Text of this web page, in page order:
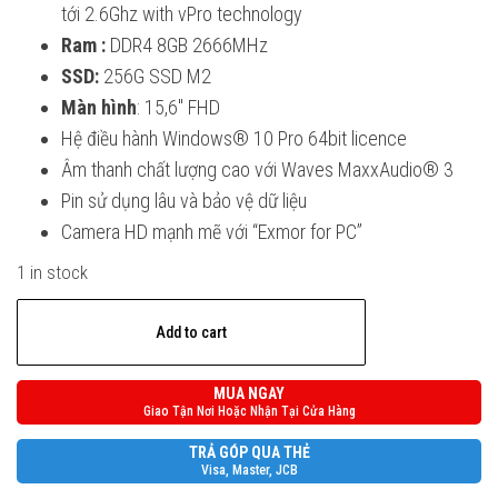
tới 2.6Ghz with vPro technology
Ram : DDR4 8GB 2666MHz
SSD: 256G SSD M2
Màn hình: 15,6″ FHD
Hệ điều hành Windows® 10 Pro 64bit licence
Âm thanh chất lượng cao với Waves MaxxAudio® 3
Pin sử dụng lâu và bảo vệ dữ liệu
Camera HD mạnh mẽ với “Exmor for PC”
1 in stock
5520
Add to cart
MUA NGAY
Giao Tận Nơi Hoặc Nhận Tại Cửa Hàng
TRẢ GÓP QUA THẺ
Visa, Master, JCB